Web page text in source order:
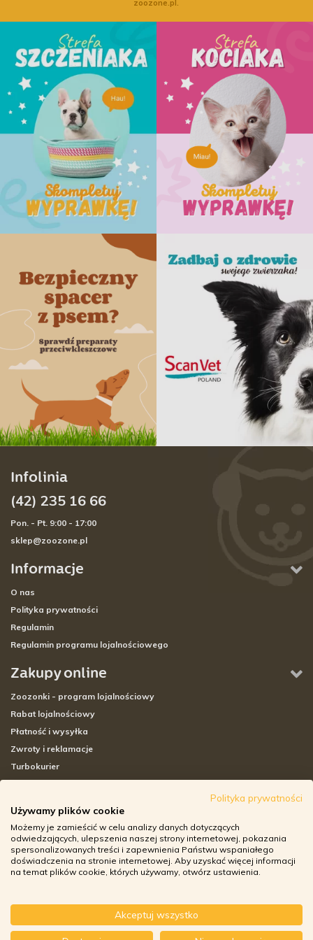
zoozone.pl.
© ZOOZONE.PL 2018
Informacje
O nas
Polityka prywatności
Regulamin
Regulamin programu lojalnościowego
Zakupy online
Zoozonki - program lojalnościowy
Rabat lojalnościowy
Płatność i wysyłka
Zwroty i reklamacje
Turbokurier
Adresy sklepów stacjonarnych
Godziny otwarcia sklepów
Aplikacja zoozone.pl
Zwroty i reklamacje
Infolinia
(42) 235 16 66
Pon. - Pt. 9:00 - 17:00
sklep@zoozone.pl
Polityka prywatności
Używamy plików cookie
Możemy je zamieścić w celu analizy danych dotyczących
odwiedzających, ulepszenia naszej strony internetowej, pokazania
spersonalizowanych treści i zapewnienia Państwu wspaniałego
doświadczenia na stronie internetowej. Aby uzyskać więcej informacji
na temat plików cookie, których używamy, otwórz ustawienia.
Akceptuj wszystko